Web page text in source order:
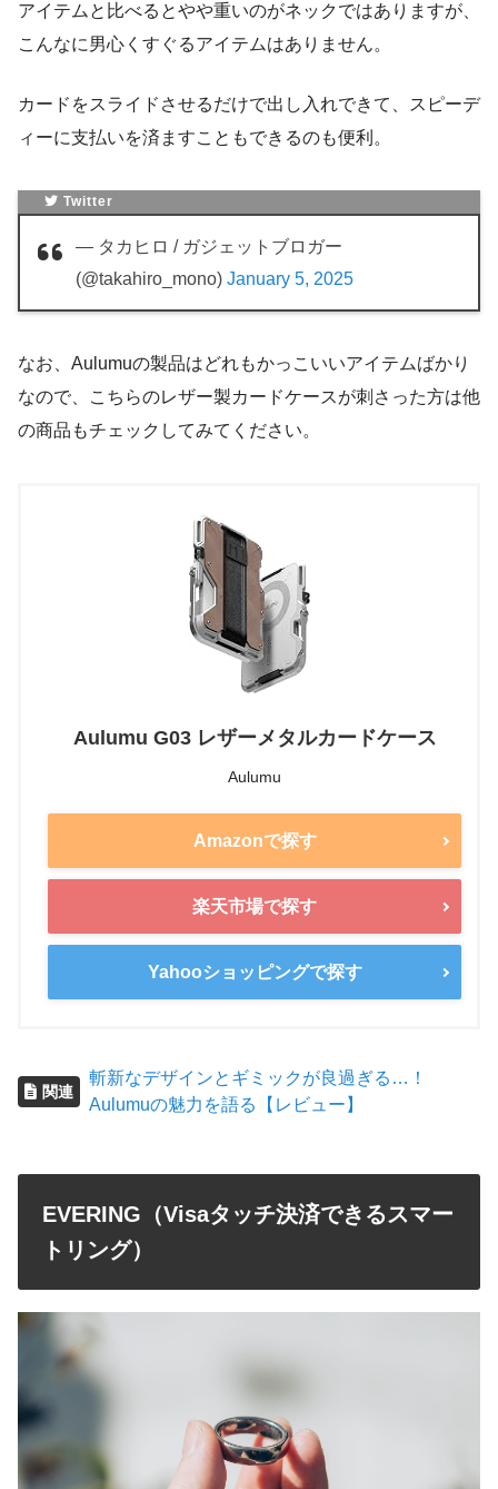
アイテムと比べるとやや重いのがネックではありますが、
こんなに男心くすぐるアイテムはありません。
カードをスライドさせるだけで出し入れできて、スピーデ
ィーに支払いを済ますこともできるのも便利。
Twitter
— タカヒロ / ガジェットブロガー
(@takahiro_mono) January 5, 2025
なお、Aulumuの製品はどれもかっこいいアイテムばかり
なので、こちらのレザー製カードケースが刺さった方は他
の商品もチェックしてみてください。
Aulumu G03 レザーメタルカードケース
Aulumu
Amazonで探す
楽天市場で探す
Yahooショッピングで探す
関連
斬新なデザインとギミックが良過ぎる…！
Aulumuの魅力を語る【レビュー】
EVERING（Visaタッチ決済できるスマー
トリング）